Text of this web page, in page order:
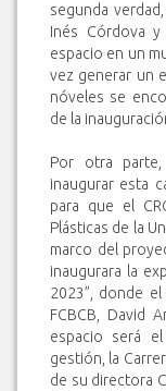
segunda
Inés Córdova
espacio en un
vez generar un
nóveles se
de la
Por otra
inaugurar esta
para que el
Plásticas de la
marco del
inaugurara la
2023”, donde
FCBCB, David
espacio será
gestión, la
de su directora